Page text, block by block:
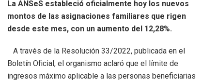
La ANSeS estableció oficialmente hoy los nuevos
montos de las asignaciones familiares que rigen
desde este mes, con un aumento del 12,28%.
A través de la Resolución 33/2022, publicada en el
Boletín Oficial, el organismo aclaró que el límite de
ingresos máximo aplicable a las personas beneficiarias